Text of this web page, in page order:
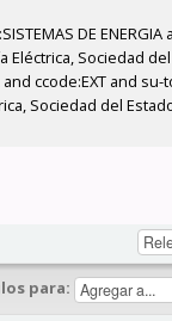
DE
Sociedad
ccode:EXT and
Sociedad del
para: